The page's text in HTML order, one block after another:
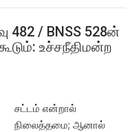
482 / BNSS 528ன்
உச்சநீதிமன்ற
சட்டம் என்றால்
நிலைத்தமை; ஆனால்